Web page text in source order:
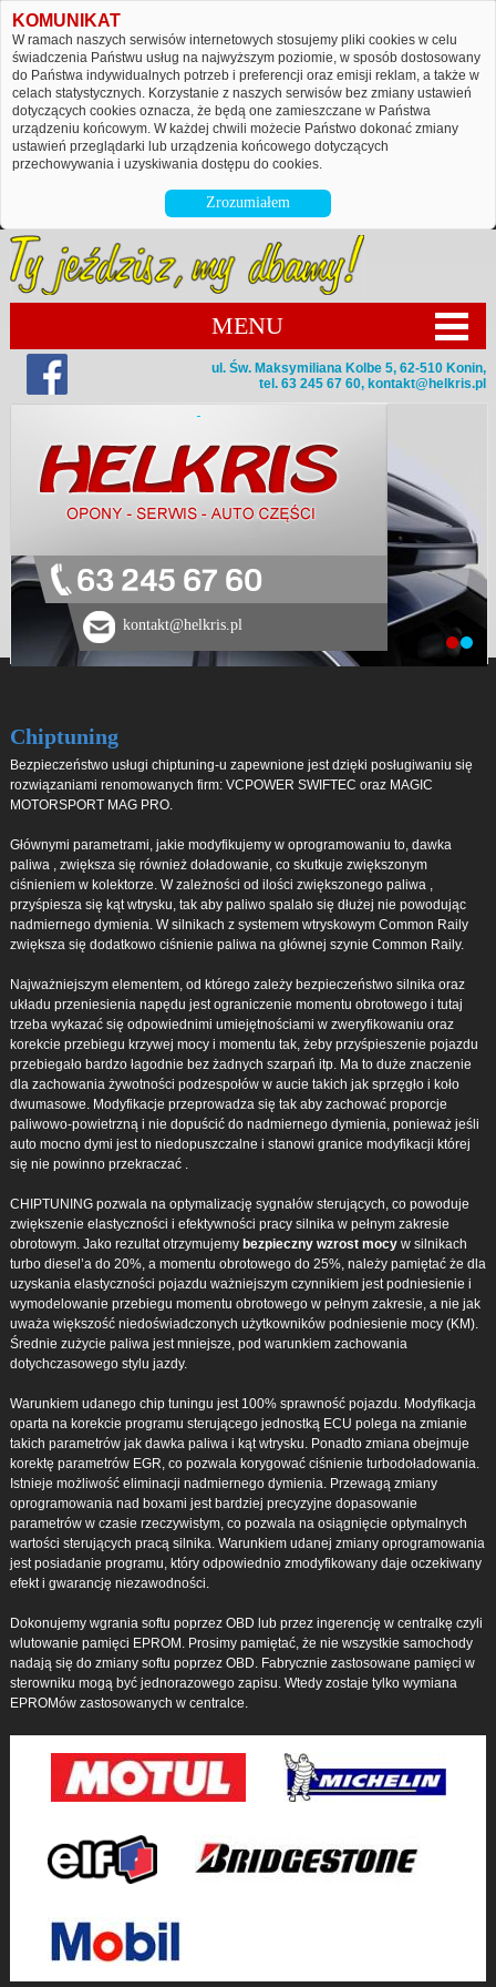
KOMUNIKAT
W ramach naszych serwisów internetowych stosujemy pliki cookies w celu
świadczenia Państwu usług na najwyższym poziomie, w sposób dostosowany
do Państwa indywidualnych potrzeb i preferencji oraz emisji reklam, a także w
celach statystycznych. Korzystanie z naszych serwisów bez zmiany ustawień
dotyczących cookies oznacza, że będą one zamieszczane w Państwa
urządzeniu końcowym. W każdej chwili możecie Państwo dokonać zmiany
ustawień przeglądarki lub urządzenia końcowego dotyczących
przechowywania i uzyskiwania dostępu do cookies.
Zrozumiałem
MENU
ul. Św. Maksymiliana Kolbe 5, 62-510 Konin,
tel. 63 245 67 60, kontakt@helkris.pl
63 245 67 60
kontakt@helkris.pl
Chiptuning
Bezpieczeństwo usługi chiptuning-u zapewnione jest dzięki posługiwaniu się
rozwiązaniami renomowanych firm: VCPOWER SWIFTEC oraz MAGIC
MOTORSPORT MAG PRO.
Głównymi parametrami, jakie modyfikujemy w oprogramowaniu to, dawka
paliwa , zwiększa się również doładowanie, co skutkuje zwiększonym
ciśnieniem w kolektorze. W zależności od ilości zwiększonego paliwa ,
przyśpiesza się kąt wtrysku, tak aby paliwo spalało się dłużej nie powodując
nadmiernego dymienia. W silnikach z systemem wtryskowym Common Raily
zwiększa się dodatkowo ciśnienie paliwa na głównej szynie Common Raily.
Najważniejszym elementem, od którego zależy bezpieczeństwo silnika oraz
układu przeniesienia napędu jest ograniczenie momentu obrotowego i tutaj
trzeba wykazać się odpowiednimi umiejętnościami w zweryfikowaniu oraz
korekcie przebiegu krzywej mocy i momentu tak, żeby przyśpieszenie pojazdu
przebiegało bardzo łagodnie bez żadnych szarpań itp. Ma to duże znaczenie
dla zachowania żywotności podzespołów w aucie takich jak sprzęgło i koło
dwumasowe. Modyfikacje przeprowadza się tak aby zachować proporcje
paliwowo-powietrzną i nie dopuścić do nadmiernego dymienia, ponieważ jeśli
auto mocno dymi jest to niedopuszczalne i stanowi granice modyfikacji której
się nie powinno przekraczać .
CHIPTUNING pozwala na optymalizację sygnałów sterujących, co powoduje
zwiększenie elastyczności i efektywności pracy silnika w pełnym zakresie
obrotowym. Jako rezultat otrzymujemy bezpieczny wzrost mocyw silnikach
turbo diesel’a do 20%, a momentu obrotowego do 25%, należy pamiętać że dla
uzyskania elastyczności pojazdu ważniejszym czynnikiem jest podniesienie i
wymodelowanie przebiegu momentu obrotowego w pełnym zakresie, a nie jak
uważa większość niedoświadczonych użytkowników podniesienie mocy (KM).
Średnie zużycie paliwa jest mniejsze, pod warunkiem zachowania
dotychczasowego stylu jazdy.
Warunkiem udanego chip tuningu jest 100% sprawność pojazdu. Modyfikacja
oparta na korekcie programu sterującego jednostką ECU polega na zmianie
takich parametrów jak dawka paliwa i kąt wtrysku. Ponadto zmiana obejmuje
korektę parametrów EGR, co pozwala korygować ciśnienie turbodoładowania.
Istnieje możliwość eliminacji nadmiernego dymienia. Przewagą zmiany
oprogramowania nad boxami jest bardziej precyzyjne dopasowanie
parametrów w czasie rzeczywistym, co pozwala na osiągnięcie optymalnych
wartości sterujących pracą silnika. Warunkiem udanej zmiany oprogramowania
jest posiadanie programu, który odpowiednio zmodyfikowany daje oczekiwany
efekt i gwarancję niezawodności.
Dokonujemy wgrania softu poprzez OBD lub przez ingerencję w centralkę czyli
wlutowanie pamięci EPROM. Prosimy pamiętać, że nie wszystkie samochody
nadają się do zmiany softu poprzez OBD. Fabrycznie zastosowane pamięci w
sterowniku mogą być jednorazowego zapisu. Wtedy zostaje tylko wymiana
EPROMów zastosowanych w centralce.